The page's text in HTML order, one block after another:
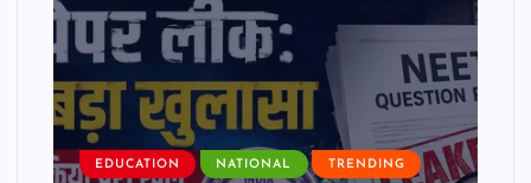
EDUCATION NATIONAL TRENDING